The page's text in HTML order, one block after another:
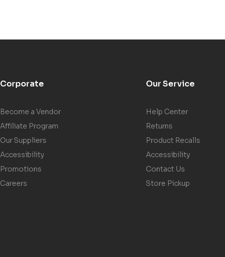
Corporate
Become a Vendor
Affiliate Program
Our Suppliers
Accessibility
Promotions
Careers
Our Service
Help Center
Returns
Product Recalls
Accessibility
Contact Us
Store Pickup